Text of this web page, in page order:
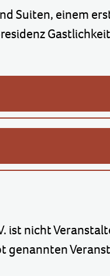
Suiten, einem
ist nicht
genannten